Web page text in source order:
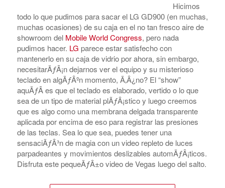
Hicimos
todo lo que pudimos para sacar el LG GD900 (en muchas,
muchas ocasiones) de su caja en el no tan fresco aire de
showroom del Mobile World Congress, pero nada
pudimos hacer. LG parece estar satisfecho con
mantenerlo en su caja de vidrio por ahora, sin embargo,
necesitarÃƒÂ¡n dejarnos ver el equipo y su misterioso
teclado en algÃƒÂºn momento, Ã‚Â¿no? El “show”
aquÃƒÂ­ es que el teclado es elaborado, vertido o lo que
sea de un tipo de material plÃƒÂ¡stico y luego creemos
que es algo como una membrana delgada transparente
aplicada por encima de eso para registrar las presiones
de las teclas. Sea lo que sea, puedes tener una
sensaciÃƒÂ³n de magia con un video repleto de luces
parpadeantes y movimientos deslizables automÃƒÂ¡ticos.
Disfruta este pequeÃƒÂ±o video de Vegas luego del salto.